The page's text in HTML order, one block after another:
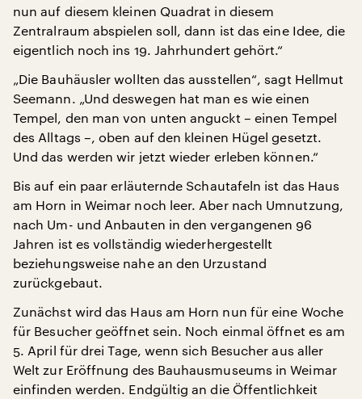
nun auf diesem kleinen Quadrat in diesem
Zentralraum abspielen soll, dann ist das eine Idee, die
eigentlich noch ins 19. Jahrhundert gehört.“
„Die Bauhäusler wollten das ausstellen“, sagt Hellmut
Seemann. „Und deswegen hat man es wie einen
Tempel, den man von unten anguckt – einen Tempel
des Alltags –, oben auf den kleinen Hügel gesetzt.
Und das werden wir jetzt wieder erleben können.“
Bis auf ein paar erläuternde Schautafeln ist das Haus
am Horn in Weimar noch leer. Aber nach Umnutzung,
nach Um- und Anbauten in den vergangenen 96
Jahren ist es vollständig wiederhergestellt
beziehungsweise nahe an den Urzustand
zurückgebaut.
Zunächst wird das Haus am Horn nun für eine Woche
für Besucher geöffnet sein. Noch einmal öffnet es am
5. April für drei Tage, wenn sich Besucher aus aller
Welt zur Eröffnung des Bauhausmuseums in Weimar
einfinden werden. Endgültig an die Öffentlichkeit